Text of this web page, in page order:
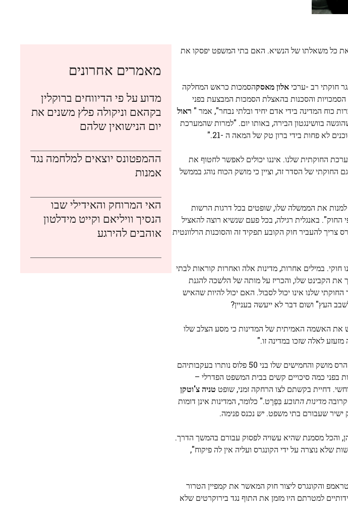
כל משאלתו של הנשיא. האם בתי המשפט יפסקו את
חוקתי רב -ערכיאלון מאסקהסמכות כראש המחלקה
הסמכויות והסכנות בהאצלת הסמכות המבצעת בפני
כוח המדינה בידי אדם יחיד ובלתי נבחר", אמר " ראול
וציטט ישירות מהתלונה שהוגשה בוושינגטון הבירה, באותו יום. "למרות שהמערכת
החוקתית שלנו. איננו יכולים לאפשר לחטוף את
החוקתי של הסדר זה, וציין כי מושק הכוח נוהג בממשל
את הממשלה שלו, שופטים בכל דרגות הרשות
החוק". באנגלית רגילה, בכל פעם שנשיא רוצה להאציל
להעביר חוק הקובע תפקיד זה והסוכנות הרלוונטית
חוקי. במילים אחרות, מדינות אלה ואחרות קוראות לבתי
הקבינט שלו, והכריז על מותה של הלשכה להגנת
שלנו אינו יכול לסבול. האם יכול להיות שהאיש
העץ" ושום דבר לא ייעשה בעניין?
את האשמה האמיתית של המדינות כי מסע הצלב שלו
לאלה שזכו במדינה זו."
השופטים החלו לשים לב לבעיה זו, ובכל זאת הם לא עשו זאת במהירות הדרושה כדי להתאים את הרס מושק והחמישים שלו בני 50 פלוס נותרו בעקבותיהם
עומדות בפני כמה סיכויים קשים בבית המשפט הפדרלי –
דחיית בקשתם לצו הרחקה זמני, שופט טניה צ'וטקן
מדינות התובע בִּפְרָט." כלומר, המדינות אינן דומות
ישיר שעבורם בתי משפט. יש נכנס פנימה.
והכל מסמנת שהיא עשויה לפסוק עבורם בהמשך הדרך.
שלא נוצרה על ידי הקונגרס ועליה אין לה פיקוח",
והקונגרס ליצור חוק המאשר את קמפיין הטרור
למטרתם היו מזמן את התוף נגד בירוקרטים שלא
מאמרים אחרונים
מדוע על פי הדיווחים ברוקלין
בקהאם וניקולה פלץ משנים את
יום הנישואין שלהם
ההמפטונס יוצאים למלחמה נגד
אמנות
האי המרוחק והאידילי שבו
הנסיך וויליאם וקייט מידלטון
אוהבים להירגע